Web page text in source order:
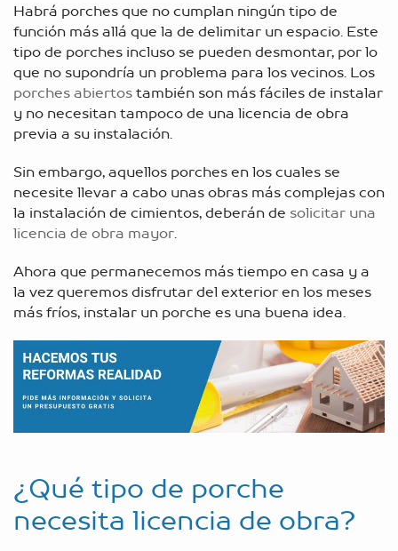
Habrá porches que no cumplan ningún tipo de
función más allá que la de delimitar un espacio. Este
tipo de porches incluso se pueden desmontar, por lo
que no supondría un problema para los vecinos. Los
porches abiertostambién son más fáciles de instalar
y no necesitan tampoco de una licencia de obra
previa a su instalación.
Sin embargo, aquellos porches en los cuales se
necesite llevar a cabo unas obras más complejas con
la instalación de cimientos, deberán de solicitar una
licencia de obra mayor.
Ahora que permanecemos más tiempo en casa y a
la vez queremos disfrutar del exterior en los meses
más fríos, instalar un porche es una buena idea.
¿Qué tipo de porche
necesita licencia de obra?